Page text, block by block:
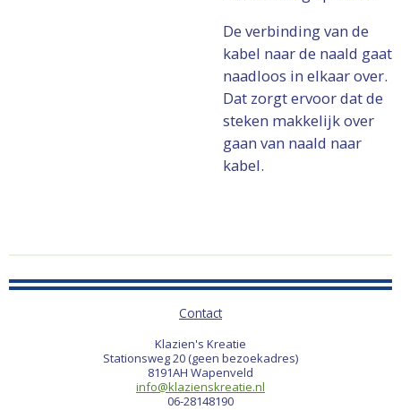
De verbinding van de
kabel naar de naald gaat
naadloos in elkaar over.
Dat zorgt ervoor dat de
steken makkelijk over
gaan van naald naar
kabel.
Contact
Klazien's Kreatie
Stationsweg 20 (geen bezoekadres)
8191AH Wapenveld
info@klazienskreatie.nl
06-28148190